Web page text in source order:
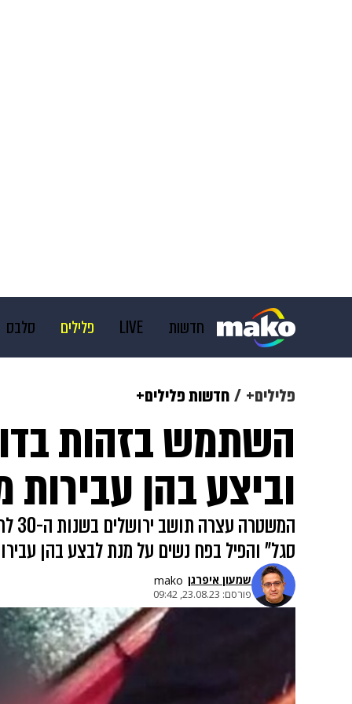
חדשות LIVE פלילים סלבס
מוזיקה תרבות
דיגיטל גאווה משפט
פלילים+ חדשות פלילים+
השתמש בזהות
וביצע בהן עבירות
סגל" והפיל בפח נשים על מנת לבצע בהן עבירות מין. עד כה 5 נשים הגישו נגדו תלונות ועל פי
שמעון איפרגן​ mako
פורסם: 23.08.23, 09:42